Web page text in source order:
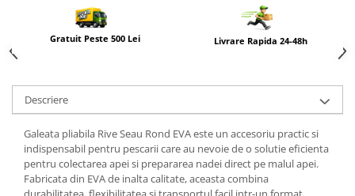
Gratuit Peste 500 Lei Livrare Rapida 24-48h
Descriere
Galeata pliabila Rive Seau Rond EVA este un accesoriu practic si
indispensabil pentru pescarii care au nevoie de o solutie eficienta
pentru colectarea apei si prepararea nadei direct pe malul apei.
Fabricata din EVA de inalta calitate, aceasta combina